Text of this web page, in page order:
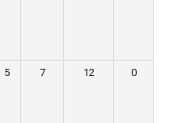
5 7 12 0